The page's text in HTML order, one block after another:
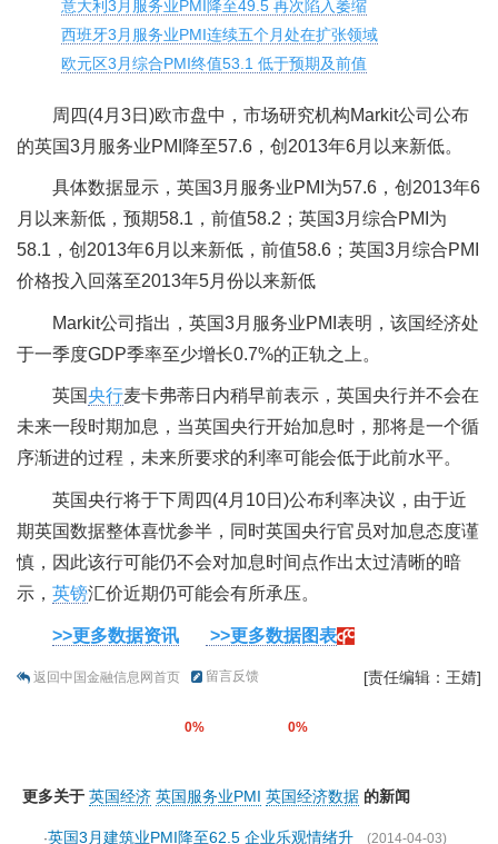
意大利3月服务业PMI降至49.5 再次陷入萎缩
西班牙3月服务业PMI连续五个月处在扩张领域
欧元区3月综合PMI终值53.1 低于预期及前值
周四(4月3日)欧市盘中，市场研究机构Markit公司公布
的英国3月服务业PMI降至57.6，创2013年6月以来新低。
具体数据显示，英国3月服务业PMI为57.6，创2013年6
月以来新低，预期58.1，前值58.2；英国3月综合PMI为
58.1，创2013年6月以来新低，前值58.6；英国3月综合PMI
价格投入回落至2013年5月份以来新低
Markit公司指出，英国3月服务业PMI表明，该国经济处
于一季度GDP季率至少增长0.7%的正轨之上。
英国央行麦卡弗蒂日内稍早前表示，英国央行并不会在
未来一段时期加息，当英国央行开始加息时，那将是一个循
序渐进的过程，未来所要求的利率可能会低于此前水平。
英国央行将于下周四(4月10日)公布利率决议，由于近
期英国数据整体喜忧参半，同时英国央行官员对加息态度谨
慎，因此该行可能仍不会对加息时间点作出太过清晰的暗
示， 英镑汇价近期仍可能会有所承压。
>>更多数据资讯 >>更多数据图表
返回中国金融信息网首页 留言反馈 [责任编辑：王婧]
0% 0%
更多关于 英国经济 英国服务业PMI 英国经济数据 的新闻
·英国3月建筑业PMI降至62.5 企业乐观情绪升 (2014-04-03)